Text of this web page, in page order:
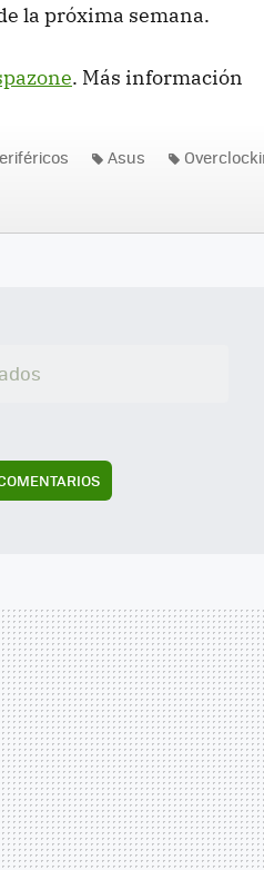
la próxima semana.
. Más información
Asus